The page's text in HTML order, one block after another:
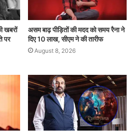
खबरों
पर
असम बाढ़ पीड़ितों की मदद को समय रैना ने
दिए 10 लाख, सीएम ने की तारीफ
August 8, 2026